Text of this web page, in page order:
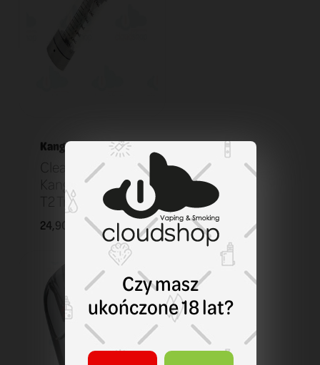
Kangertech
Clearomizer
KangerTech EGO
T2 Transparent
24,90 zł KOSZYK
Czy masz
ukończone 18 lat?